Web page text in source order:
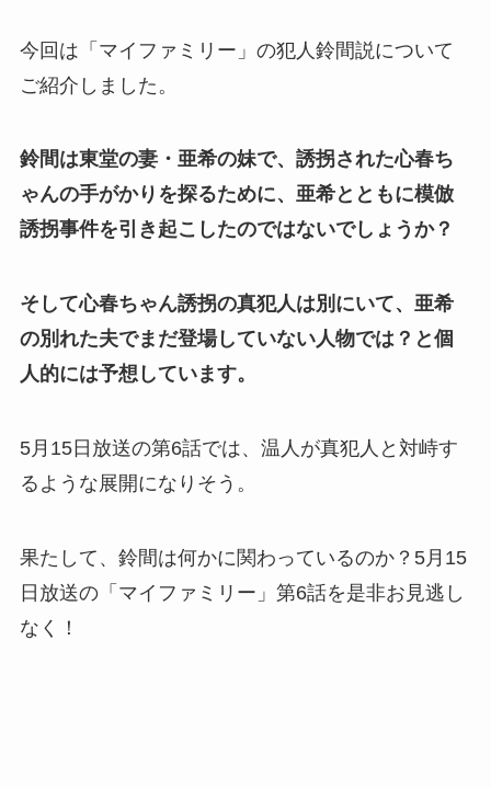
今回は「マイファミリー」の犯人鈴間説について
ご紹介しました。
鈴間は東堂の妻・亜希の妹で、誘拐された心春ち
ゃんの手がかりを探るために、亜希とともに模倣
誘拐事件を引き起こしたのではないでしょうか？
そして心春ちゃん誘拐の真犯人は別にいて、亜希
の別れた夫でまだ登場していない人物では？と個
人的には予想しています。
5月15日放送の第6話では、温人が真犯人と対峙す
るような展開になりそう。
果たして、鈴間は何かに関わっているのか？5月15
日放送の「マイファミリー」第6話を是非お見逃し
なく！